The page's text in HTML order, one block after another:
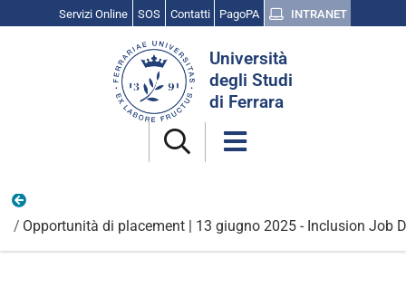
Servizi Online SOS Contatti PagoPA INTRANET
Università
degli Studi
di Ferrara
Opportunità di placement | 13 giugno 2025 - Inclusion Job